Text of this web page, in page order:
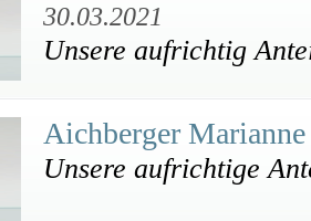
30.03.2021
Unsere aufrichtig
Aichberger
Unsere aufrichtige